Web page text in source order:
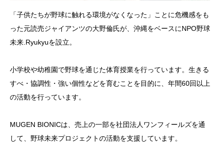
「子供たちが野球に触れる環境がなくなった」ことに危機感をも
った元読売ジャイアンツの大野倫氏が、沖縄をベースにNPO野球
未来.Ryukyuを設立。
小学校や幼稚園で野球を通じた体育授業を行っています。生きる
すべ・協調性・強い個性などを育むことを目的に、年間60回以上
の活動を行っています。
MUGEN BIONICは、売上の一部を社団法人ワンフィールズを通
して、野球未来プロジェクトの活動を支援しています。